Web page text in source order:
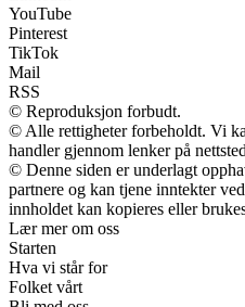
YouTube
Pinterest
TikTok
Mail
RSS
© Reproduksjon forbudt.
© Alle rettigheter forbeholdt. Vi
handler gjennom lenker på
© Denne siden er underlagt
partnere og kan tjene inntekter
innholdet kan kopieres eller
Lær mer om oss
Starten
Hva vi står for
Folket vårt